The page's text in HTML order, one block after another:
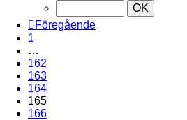
Föregående
1
…
162
163
164
165
166